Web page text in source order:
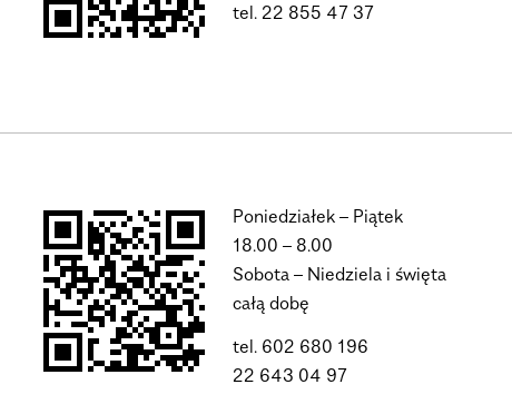
tel. 22 855 47 37
Poniedziałek – Piątek
18.00 – 8.00
Sobota – Niedziela i święta
całą dobę
tel. 602 680 196
22 643 04 97